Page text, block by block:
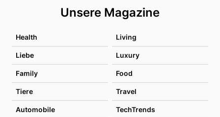
Unsere Magazine
Health Living
Liebe Luxury
Family Food
Tiere Travel
Automobile TechTrends